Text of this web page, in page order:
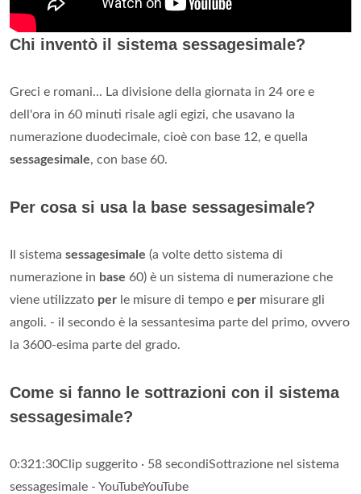
Chi inventò il sistema sessagesimale?
Greci e romani... La divisione della giornata in 24 ore e
dell'ora in 60 minuti risale agli egizi, che usavano la
numerazione duodecimale, cioè con base 12, e quella
sessagesimale, con base 60.
Per cosa si usa la base sessagesimale?
Il sistema sessagesimale (a volte detto sistema di
numerazione in base 60) è un sistema di numerazione che
viene utilizzato per le misure di tempo e per misurare gli
angoli. - il secondo è la sessantesima parte del primo, ovvero
la 3600-esima parte del grado.
Come si fanno le sottrazioni con il sistema
sessagesimale?
0:321:30Clip suggerito · 58 secondiSottrazione nel sistema
sessagesimale - YouTubeYouTube